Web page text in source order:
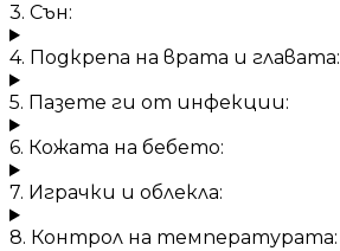
3. Сън:
4. Подкрепа на врата и главата:
5. Пазете ги от инфекции:
6. Кожата на бебето:
7. Играчки и облекла:
8. Контрол на температурата: